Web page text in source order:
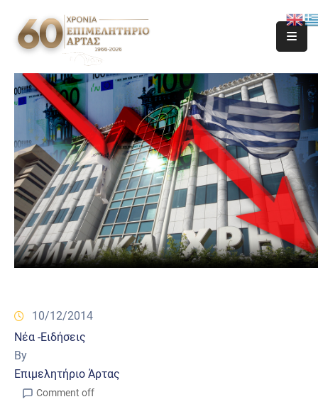
10/12/2014
Νέα -Ειδήσεις
By
Επιμελητήριο Άρτας
Comment off